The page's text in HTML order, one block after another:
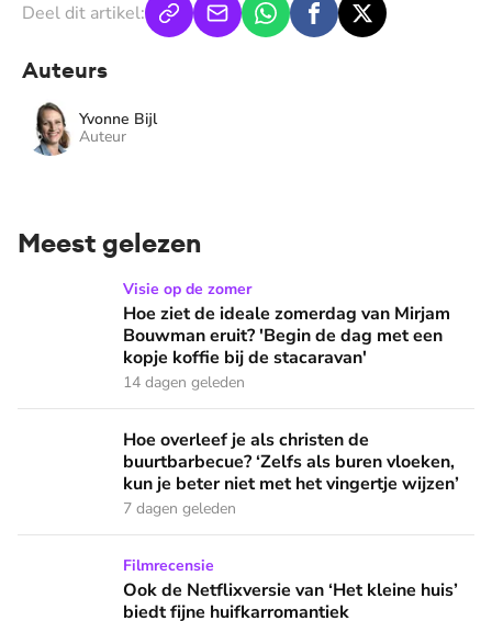
Deel dit artikel:
Auteurs
Yvonne Bijl
Auteur
Meest gelezen
Hoe ziet de ideale zomerdag van Mirjam Bouwman eruit?
Visie op de zomer
Hoe ziet de ideale zomerdag van Mirjam
Bouwman eruit? 'Begin de dag met een
kopje koffie bij de stacaravan'
14 dagen geleden
Hoe overleef je als christen de buurtbarbecue? ‘Zelfs als
Hoe overleef je als christen de
buurtbarbecue? ‘Zelfs als buren vloeken,
kun je beter niet met het vingertje wijzen’
7 dagen geleden
Ook de Netflixversie van ‘Het kleine huis’ biedt fijne
Filmrecensie
Ook de Netflixversie van ‘Het kleine huis’
biedt fijne huifkarromantiek